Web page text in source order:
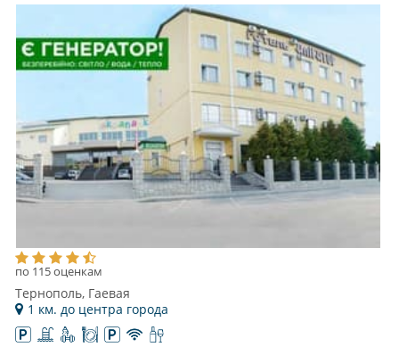
по 115 оценкам
Тернополь, Гаевая
1 км. до центра города